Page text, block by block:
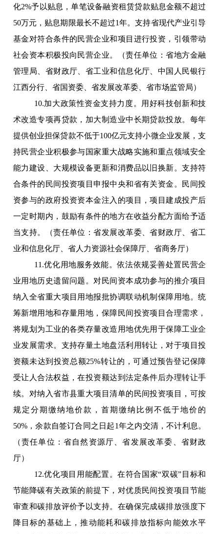
化2%予以贴息，单笔设备融资租赁贷款贴息金额不超过
50万元，贴息期限最长不超过1年。支持省现代产业引导
基金对符合条件的民营企业和项目进行投资，引领带动
社会资本积极投向民营企业。（责任单位：省地方金融
管理局、省财政厅、省工业和信息化厅、中国人民银行
江西分行、省国资委、省发展改革委、省市场监管局）
10.加大政策性资金支持力度。用好科技创新和技
术改造专项再贷款，加大制造业中长期贷款投放。每年
提供创业担保贷款不低于100亿元支持小微企业发展，支
持民营企业积极参与国家重大战略实施和重点领域安全
能力建设、大规模设备更新和消费品以旧换新。支持符
合条件的民间投资项目申报中央和省有关资金。民间投
资参与的政府投资资本金注入的项目，项目建成投产后
一定时期内，鼓励有条件的地方在收益分配方面给予适
当支持。（责任单位：省发展改革委、省财政厅、省工
业和信息化厅、省人力资源社会保障厅、省商务厅）
11.优化用地服务效能。依法依规妥善处置民营企
业用地历史遗留问题。对民间资本成功参与的推介项目
纳入全省重大项目用地报批协调联动机制保障用地。统
筹新增用地和存量用地，保障民间投资项目合理需求，
将规划为工业的各类存量改造用地优先用于保障工业企
业发展需求。支持存量土地盘活利用转让，对于项目投
资额未达到投资总额25%转让的，可通过预告登记保障
受让人合法权益，在投资额达到法定条件后办理转让手
续。对纳入省市县重大项目清单的民间投资项目，可按
规定分期缴纳地价款，首期缴纳比例不低于地价的
50%，余款自签订合同之日起1年之内交清，不计利息。
（责任单位：省自然资源厅、省发展改革委、省财政
厅）
12.优化项目用能配置。在符合国家“双碳”目标和
节能降碳有关政策的前提下，对优质民间投资项目节能
审查和碳排放评价予以支持。在确保完成碳排放强度下
降目标的基础上，推动能耗和碳排放指标向能效水平